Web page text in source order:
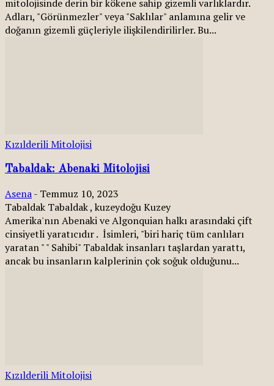
mitolojisinde derin bir kökene sahip gizemli varlıklardır.
Adları, "Görünmezler" veya "Saklılar" anlamına gelir ve
doğanın gizemli güçleriyle ilişkilendirilirler. Bu...
Kızılderili Mitolojisi
Tabaldak: Abenaki Mitolojisi
Asena- Temmuz 10, 2023
Tabaldak Tabaldak , kuzeydoğu Kuzey
Amerika'nın Abenaki ve Algonquian halkı arasındaki çift
cinsiyetli yaratıcıdır . İsimleri, "biri hariç tüm canlıları
yaratan " " Sahibi" Tabaldak insanları taşlardan yarattı,
ancak bu insanların kalplerinin çok soğuk olduğunu...
Kızılderili Mitolojisi